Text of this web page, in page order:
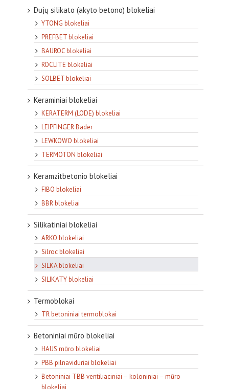
Dujų silikato (akyto betono) blokeliai
YTONG blokeliai
PREFBET blokeliai
BAUROC blokeliai
ROCLITE blokeliai
SOLBET blokeliai
Keraminiai blokeliai
KERATERM (LODE) blokeliai
LEIPFINGER Bader
LEWKOWO blokeliai
TERMOTON blokeliai
Keramzitbetonio blokeliai
FIBO blokeliai
BBR blokeliai
Silikatiniai blokeliai
ARKO blokeliai
Silroc blokeliai
SILKA blokeliai
SILIKATY blokeliai
Termoblokai
TR betoniniai termoblokai
Betoniniai mūro blokeliai
HAUS mūro blokeliai
PBB pilnaviduriai blokeliai
Betoniniai TBB ventiliaciniai – koloniniai – mūro
blokeliai